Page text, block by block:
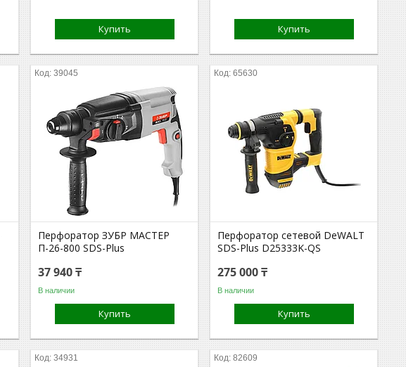
Купить Купить
39045
Перфоратор ЗУБР МАСТЕР
П-26-800 SDS-Plus
37 940 ₸
В наличии
Купить
65630
Перфоратор сетевой DeWALT
SDS-Plus D25333K-QS
275 000 ₸
В наличии
Купить
34931 82609